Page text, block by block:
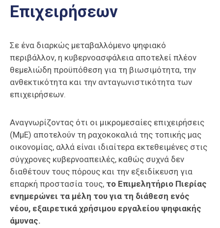
ΚΜ
Επιχειρήσεων
Σε ένα διαρκώς μεταβαλλόμενο ψηφιακό
περιβάλλον, η κυβερνοασφάλεια αποτελεί πλέον
θεμελιώδη προϋπόθεση για τη βιωσιμότητα, την
ανθεκτικότητα και την ανταγωνιστικότητα των
επιχειρήσεων.
Αναγνωρίζοντας ότι οι μικρομεσαίες επιχειρήσεις
(ΜμΕ) αποτελούν τη ραχοκοκαλιά της τοπικής μας
οικονομίας, αλλά είναι ιδιαίτερα εκτεθειμένες στις
σύγχρονες κυβερνοαπειλές, καθώς συχνά δεν
διαθέτουν τους πόρους και την εξειδίκευση για
επαρκή προστασία τους, το Επιμελητήριο Πιερίας
ενημερώνει τα μέλη του για τη διάθεση ενός
νέου, εξαιρετικά χρήσιμου εργαλείου ψηφιακής
άμυνας.